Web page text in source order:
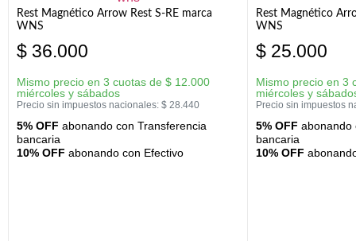
Rest Magnético Arrow Rest S-RE marca
WNS
$ 36.000
Mismo precio en 3 cuotas de $ 12.000
miércoles y sábados
Precio sin impuestos nacionales: $ 28.440
5% OFF abonando con Transferencia
bancaria
10% OFF abonando con Efectivo
Rest Magnético
WNS
$ 25.000
Mismo precio en 3
miércoles y
Precio sin impuestos
5% OFF abonando
bancaria
10% OFF